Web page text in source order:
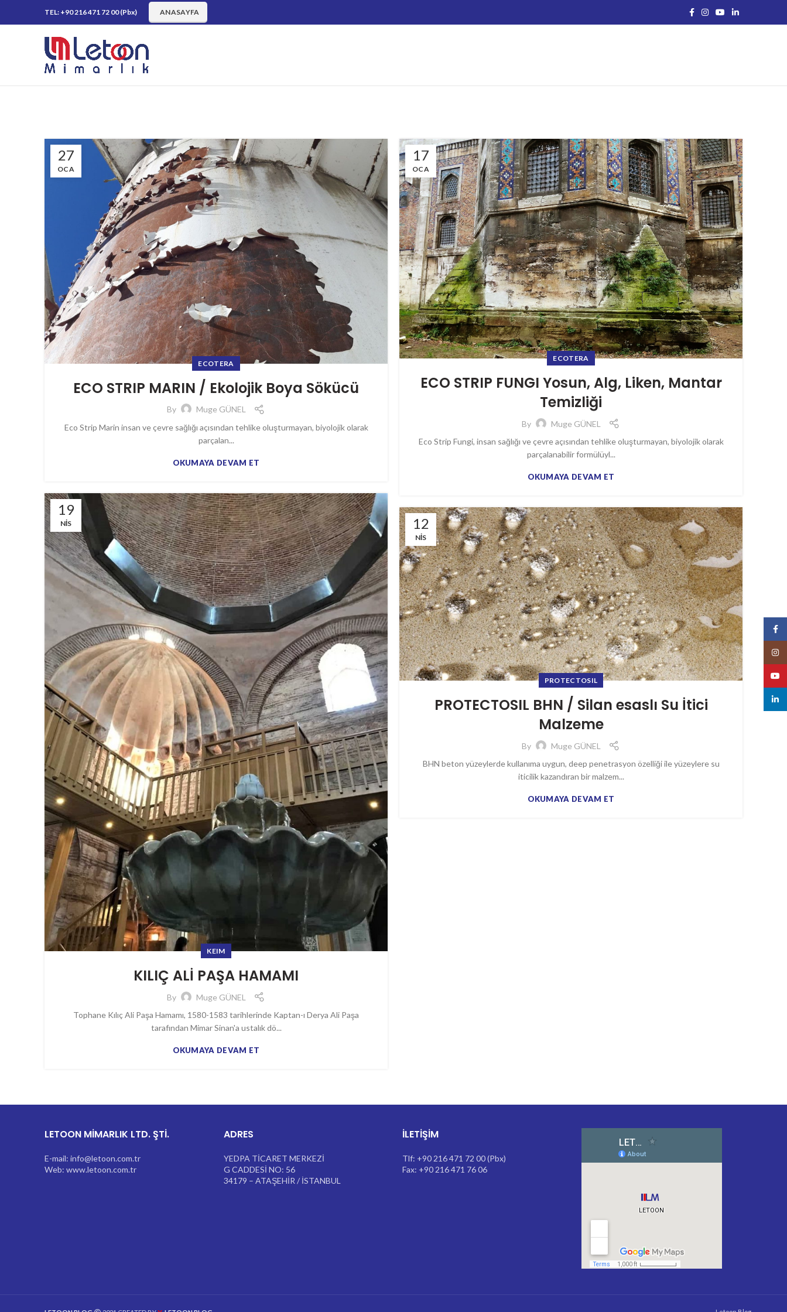
TEL: +90 216 471 72 00 (Pbx) ANASAYFA
27
OCA
ECOTERA
ECO STRIP MARIN / Ekolojik Boya Sökücü
By
Muge GÜNEL
Eco Strip Marin insan ve çevre sağlığı açısından tehlike oluşturmayan, biyolojik olarak
parçalan...
OKUMAYA DEVAM ET
17
OCA
ECOTERA
ECO STRIP FUNGI Yosun, Alg, Liken, Mantar
Temizliği
By
Muge GÜNEL
Eco Strip Fungi, insan sağlığı ve çevre açısından tehlike oluşturmayan, biyolojik olarak
parçalanabilir formülüyl...
OKUMAYA DEVAM ET
19
NIS
KEIM
KILIÇ ALİ PAŞA HAMAMI
By
Muge GÜNEL
Tophane Kılıç Ali Paşa Hamamı, 1580-1583 tarihlerinde Kaptan-ı Derya Ali Paşa
tarafından Mimar Sinan'a ustalık dö...
OKUMAYA DEVAM ET
12
NIS
PROTECTOSIL
PROTECTOSIL BHN / Silan esaslı Su İtici
Malzeme
By
Muge GÜNEL
BHN beton yüzeylerde kullanıma uygun, deep penetrasyon özelliği ile yüzeylere su
iticilik kazandıran bir malzem...
OKUMAYA DEVAM ET
LETOON MİMARLIK LTD. ŞTİ.
E-mail: info@letoon.com.tr
Web: www.letoon.com.tr
ADRES
YEDPA TİCARET MERKEZİ
G CADDESİ NO: 56
34179 – ATAŞEHİR / İSTANBUL
İLETIŞIM
Tlf: +90 216 471 72 00 (Pbx)
Fax: +90 216 471 76 06